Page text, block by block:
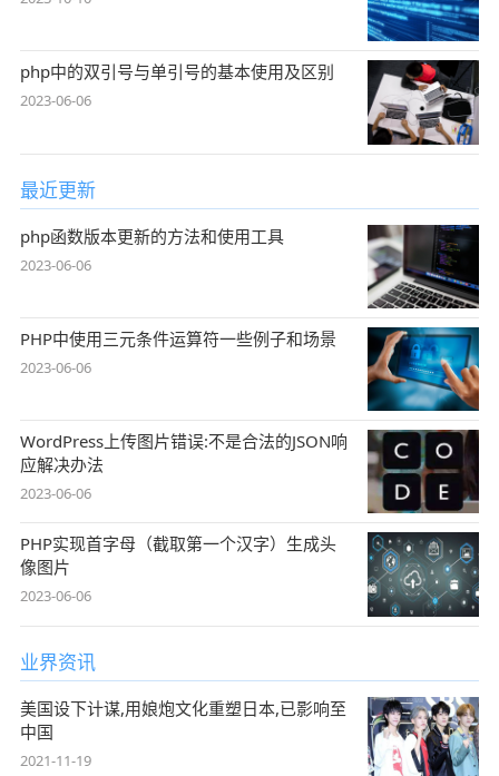
php中的双引号与单引号的基本使用及区别
2023-06-06
最近更新
php函数版本更新的方法和使用工具
2023-06-06
PHP中使用三元条件运算符一些例子和场景
2023-06-06
WordPress上传图片错误:不是合法的JSON响
应解决办法
2023-06-06
PHP实现首字母（截取第一个汉字）生成头
像图片
2023-06-06
业界资讯
美国设下计谋,用娘炮文化重塑日本,已影响至
中国
2021-11-19